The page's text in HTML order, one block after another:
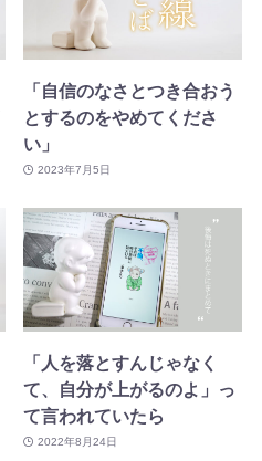
「自信のなさとつき合おう
とするのをやめてくださ
い」
2023年7月5日
「人を落とすんじゃなく
て、自分が上がるのよ」っ
て言われていたら
2022年8月24日